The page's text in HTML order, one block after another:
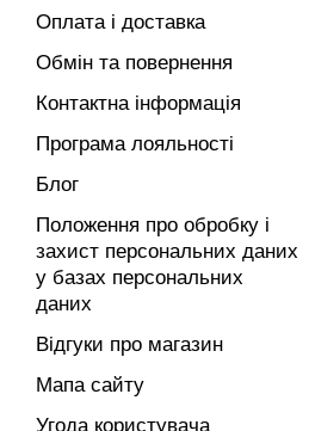
Оплата і доставка
Обмін та повернення
Контактна інформація
Програма лояльності
Блог
Положення про обробку і
захист персональних даних
у базах персональних
даних
Відгуки про магазин
Мапа сайту
Угода користувача